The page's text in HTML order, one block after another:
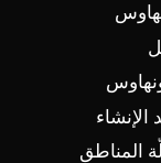
الإنشاء
المناطق